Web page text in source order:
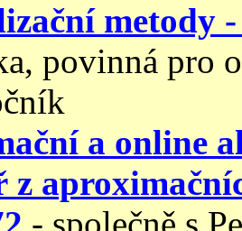
metody
povinná pro
a online
z